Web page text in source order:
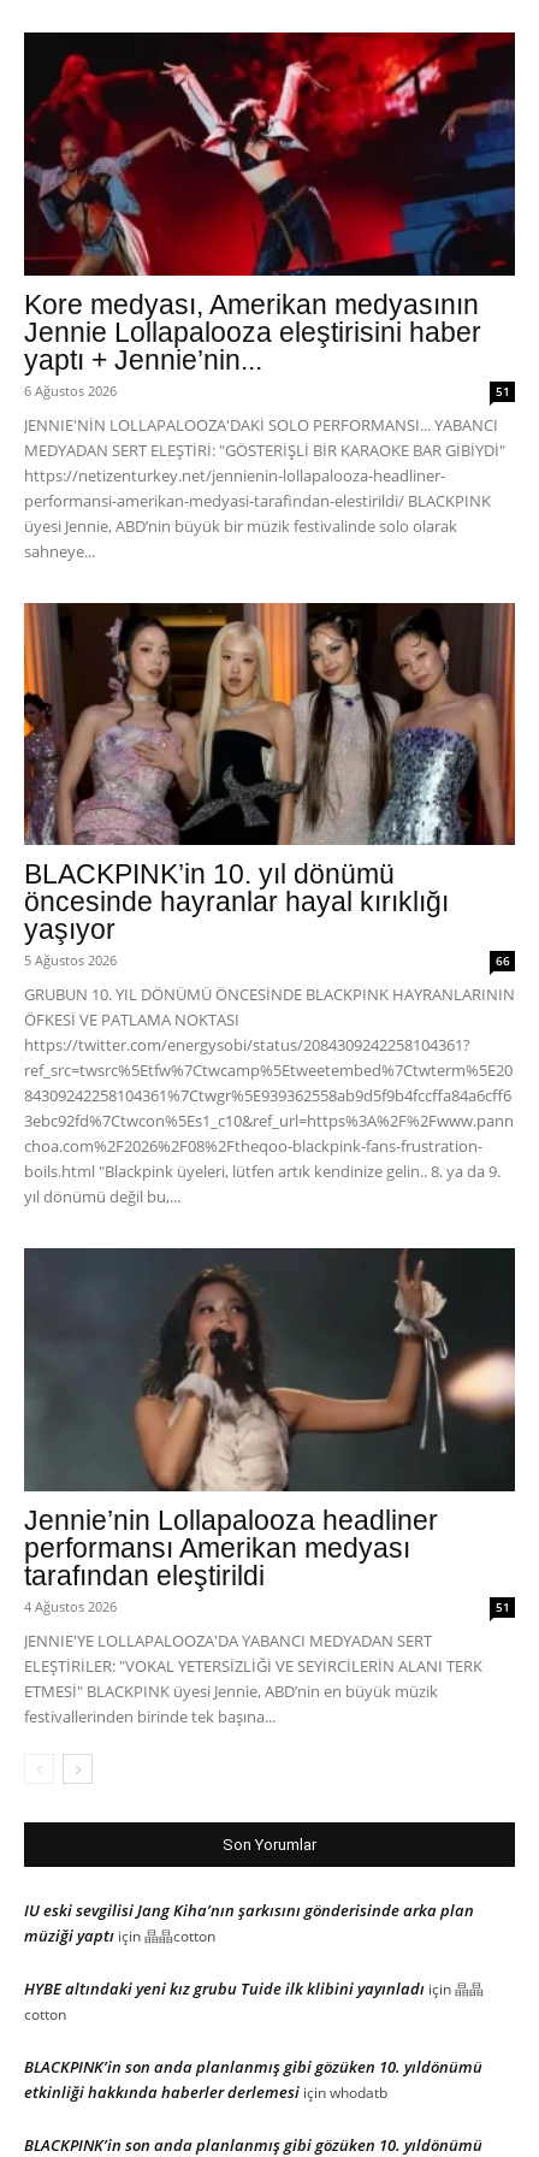
Kore medyası, Amerikan medyasının
Jennie Lollapalooza eleştirisini haber
yaptı + Jennie’nin...
6 Ağustos 2026 51
JENNIE'NİN LOLLAPALOOZA'DAKİ SOLO PERFORMANSI... YABANCI
MEDYADAN SERT ELEŞTİRİ: "GÖSTERİŞLİ BİR KARAOKE BAR GİBİYDİ"
https://netizenturkey.net/jennienin-lollapalooza-headliner-
performansi-amerikan-medyasi-tarafindan-elestirildi/ BLACKPINK
üyesi Jennie, ABD’nin büyük bir müzik festivalinde solo olarak
sahneye...
BLACKPINK’in 10. yıl dönümü
öncesinde hayranlar hayal kırıklığı
yaşıyor
5 Ağustos 2026 66
GRUBUN 10. YIL DÖNÜMÜ ÖNCESİNDE BLACKPINK HAYRANLARININ
ÖFKESİ VE PATLAMA NOKTASI
https://twitter.com/energysobi/status/2084309242258104361?
ref_src=twsrc%5Etfw%7Ctwcamp%5Etweetembed%7Ctwterm%5E20
84309242258104361%7Ctwgr%5E939362558ab9d5f9b4fccffa84a6cff6
3ebc92fd%7Ctwcon%5Es1_c10&ref_url=https%3A%2F%2Fwww.pann
choa.com%2F2026%2F08%2Ftheqoo-blackpink-fans-frustration-
boils.html "Blackpink üyeleri, lütfen artık kendinize gelin.. 8. ya da 9.
yıl dönümü değil bu,...
Jennie’nin Lollapalooza headliner
performansı Amerikan medyası
tarafından eleştirildi
4 Ağustos 2026 51
JENNIE'YE LOLLAPALOOZA'DA YABANCI MEDYADAN SERT
ELEŞTİRİLER: "VOKAL YETERSİZLİĞİ VE SEYİRCİLERİN ALANI TERK
ETMESİ" BLACKPINK üyesi Jennie, ABD’nin en büyük müzik
festivallerinden birinde tek başına...
Son Yorumlar
IU eski sevgilisi Jang Kiha’nın şarkısını gönderisinde arka plan
müziği yaptı için晶晶cotton
HYBE altındaki yeni kız grubu Tuide ilk klibini yayınladı için晶晶
cotton
BLACKPINK’in son anda planlanmış gibi gözüken 10. yıldönümü
etkinliği hakkında haberler derlemesi içinwhodatb
BLACKPINK’in son anda planlanmış gibi gözüken 10. yıldönümü